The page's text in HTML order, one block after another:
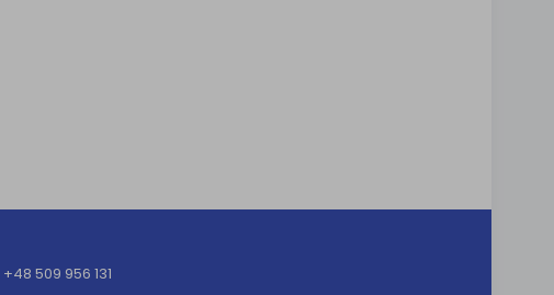
+48 509 956 131